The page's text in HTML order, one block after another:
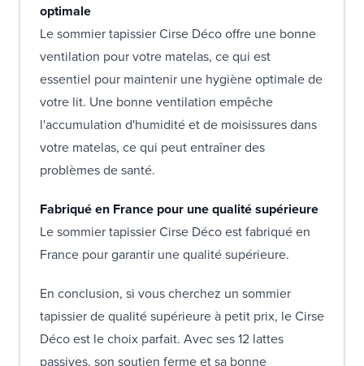
optimale
Le sommier tapissier Cirse Déco offre une bonne
ventilation pour votre matelas, ce qui est
essentiel pour maintenir une hygiène optimale de
votre lit. Une bonne ventilation empêche
l'accumulation d'humidité et de moisissures dans
votre matelas, ce qui peut entraîner des
problèmes de santé.
Fabriqué en France pour une qualité supérieure
Le sommier tapissier Cirse Déco est fabriqué en
France pour garantir une qualité supérieure.
En conclusion, si vous cherchez un sommier
tapissier de qualité supérieure à petit prix, le Cirse
Déco est le choix parfait. Avec ses 12 lattes
passives, son soutien ferme et sa bonne